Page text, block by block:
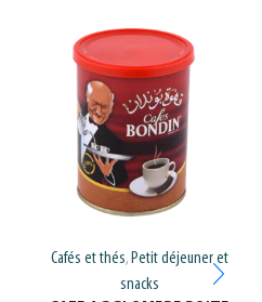
Cafés et thés, Petit déjeuner et
snacks